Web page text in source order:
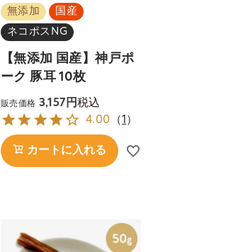
無添加
国産
ネコポスNG
【無添加 国産】神戸ポ
ーク 豚耳 10枚
販売価格 3,157 税込
4.00 （1 ）
カートに入れる